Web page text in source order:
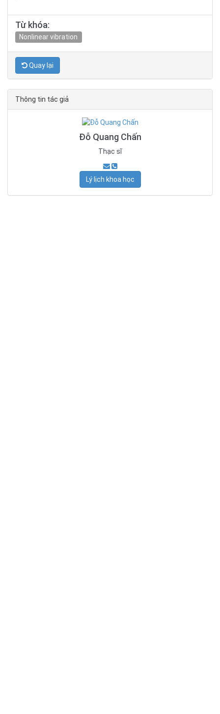
Từ khóa:
Nonlinear vibration
Quay lại
Thông tin tác giả
Đỗ Quang Chấn
Thạc sĩ
Lý lịch khoa học